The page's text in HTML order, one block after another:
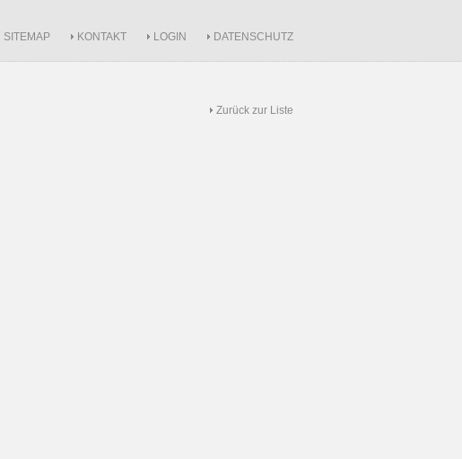
SITEMAP KONTAKT LOGIN DATENSCHUTZ
Zurück zur Liste